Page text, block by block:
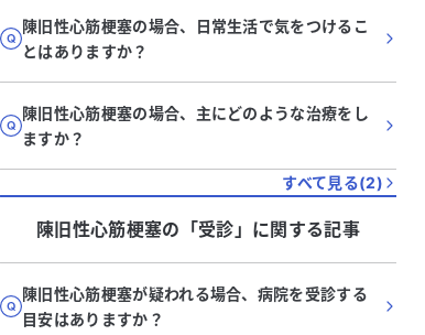
陳旧性心筋梗塞の場合、日常生活で気をつけるこ
とはありますか？
陳旧性心筋梗塞の場合、主にどのような治療をし
ますか？
すべて見る(2)
陳旧性心筋梗塞の「受診 」に関する記事
陳旧性心筋梗塞が疑われる場合、病院を受診する
目安はありますか？